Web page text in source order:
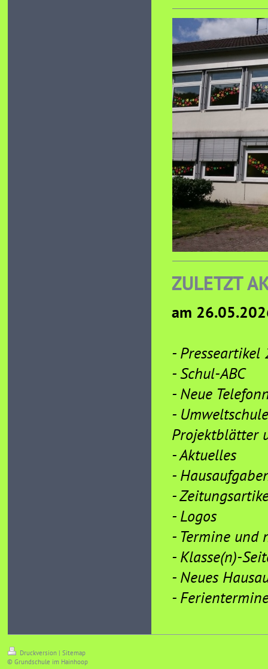
ZULETZT
am
- Presseartikel
- Schul-ABC
- Neue
-
Projektblätter
- Aktuelles
-
-
- Logos
- Termine und
- Klasse(n)-
- Neues
-
Druckversion | Sitemap
© Grundschule im Hainhoop